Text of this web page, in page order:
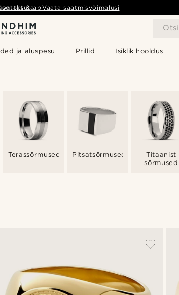
Otsi
ja aluspesu Prillid Isiklik hooldus
tasuta- Vaata saatmisvõimalusi
& abi
Terassõrmused Pitsatsõrmused
Titaanist
sõrmused